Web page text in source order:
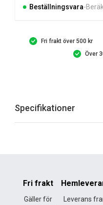
Beställningsvara
Fri frakt över 500 kr
Över
Specifikationer
Fri frakt
Gäller för
Leverans